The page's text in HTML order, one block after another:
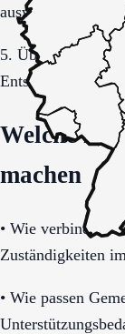
auswerten.
5. Übergang,
Entscheidung
Welche
machen
• Wie verbindlich
Zuständigkeiten
• Wie passen